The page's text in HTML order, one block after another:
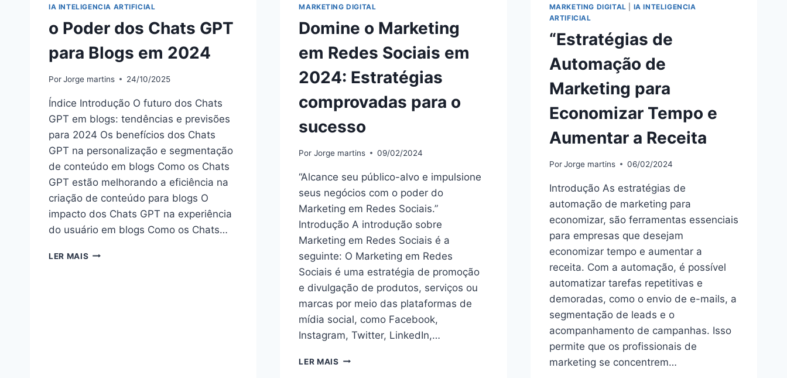
IA INTELIGENCIA ARTIFICIAL
o Poder dos Chats GPT
para Blogs em 2024
PorJorge martins 24/10/2025
Índice Introdução O futuro dos Chats
GPT em blogs: tendências e previsões
para 2024 Os benefícios dos Chats
GPT na personalização e segmentação
de conteúdo em blogs Como os Chats
GPT estão melhorando a eficiência na
criação de conteúdo para blogs O
impacto dos Chats GPT na experiência
do usuário em blogs Como os Chats…
LER MAIS O
MARKETING DIGITAL
Domine o Marketing
em Redes Sociais em
2024: Estratégias
comprovadas para o
sucesso
Por Jorge martins 09/02/2024
“Alcance seu público-alvo e impulsione
seus negócios com o poder do
Marketing em Redes Sociais.”
Introdução A introdução sobre
Marketing em Redes Sociais é a
seguinte: O Marketing em Redes
Sociais é uma estratégia de promoção
e divulgação de produtos, serviços ou
marcas por meio das plataformas de
mídia social, como Facebook,
Instagram, Twitter, LinkedIn,…
LER MAIS DOMINE
MARKETING DIGITAL
IA INTELIGENCIA
ARTIFICIAL
“Estratégias de
Automação de
Marketing para
Economizar Tempo e
Aumentar a Receita
Por Jorge martins 06/02/2024
Introdução As estratégias de
automação de marketing para
economizar, são ferramentas essenciais
para empresas que desejam
economizar tempo e aumentar a
receita. Com a automação, é possível
automatizar tarefas repetitivas e
demoradas, como o envio de e-mails, a
segmentação de leads e o
acompanhamento de campanhas. Isso
permite que os profissionais de
marketing se concentrem…